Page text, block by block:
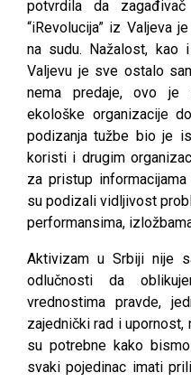
potvrdila da
“iRevolucija” iz Valjeva
na sudu. Nažalost, kao
Valjevu je sve ostalo
nema predaje, ovo je
ekološke organizacije
podizanja tužbe bio je
koristi i drugim
za pristup
su podizali vidljivost
performansima,
Aktivizam u Srbiji nije
odlučnosti da
vrednostima pravde,
zajednički rad i
su potrebne kako
svaki pojedinac imati